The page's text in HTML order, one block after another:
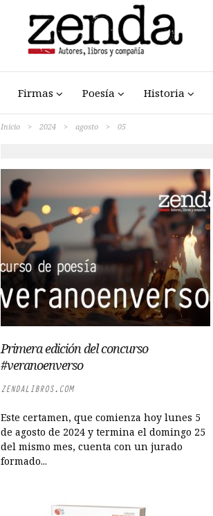
Firmas Poesía Historia
Inicio > 2024 > agosto > 05
Primera edición del concurso
#veranoenverso
ZENDALIBROS.COM
Este certamen, que comienza hoy lunes 5
de agosto de 2024 y termina el domingo 25
del mismo mes, cuenta con un jurado
formado...